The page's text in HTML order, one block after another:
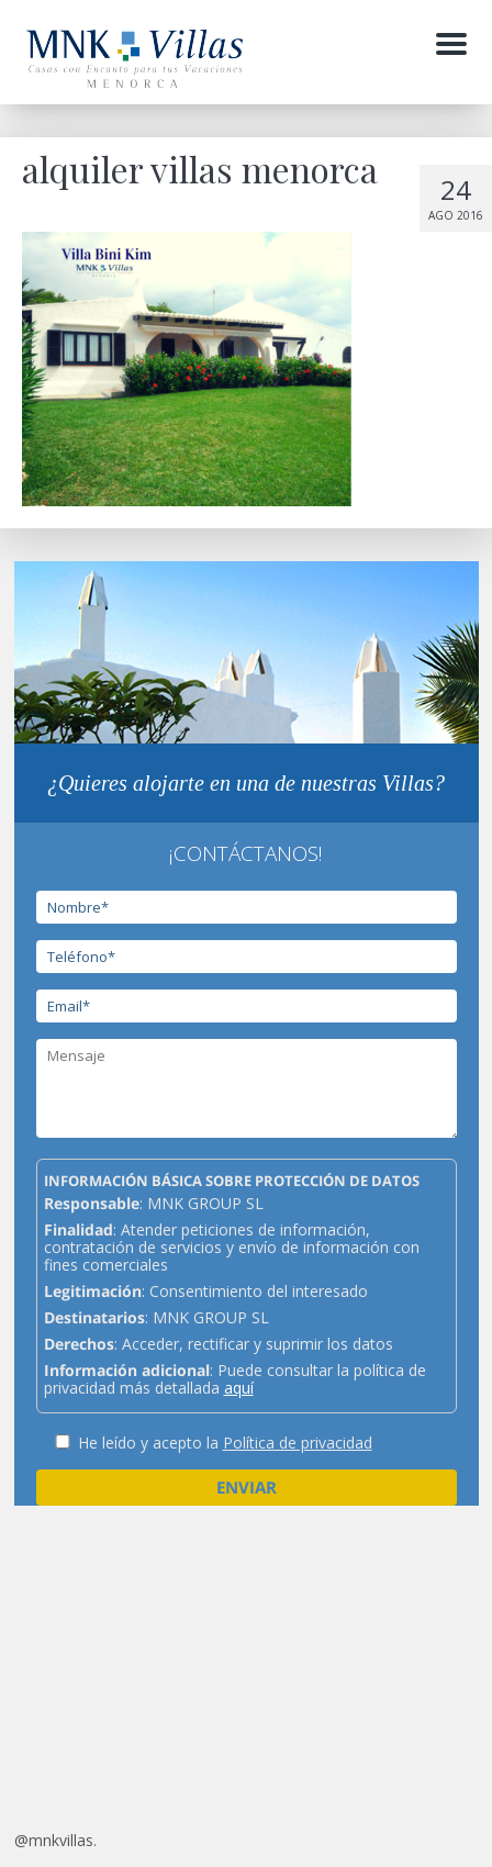
Menu
24
AGO 2016
alquiler villas menorca
¿Quieres alojarte en una de nuestras Villas?
¡CONTÁCTANOS!
INFORMACIÓN BÁSICA SOBRE PROTECCIÓN DE DATOS
Responsable: MNK GROUP SL
Finalidad: Atender peticiones de información,
contratación de servicios y envío de información con
fines comerciales
Legitimación: Consentimiento del interesado
Destinatarios: MNK GROUP SL
Derechos: Acceder, rectificar y suprimir los datos
Información adicional: Puede consultar la política de
privacidad más detallada aquí
He leído y acepto la Política de privacidad
@mnkvillas.